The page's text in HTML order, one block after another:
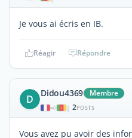
Je vous ai écris en IB.
Réagir Répondre
D Didou4369 Membre
| 2POSTS
Vous avez pu avoir des